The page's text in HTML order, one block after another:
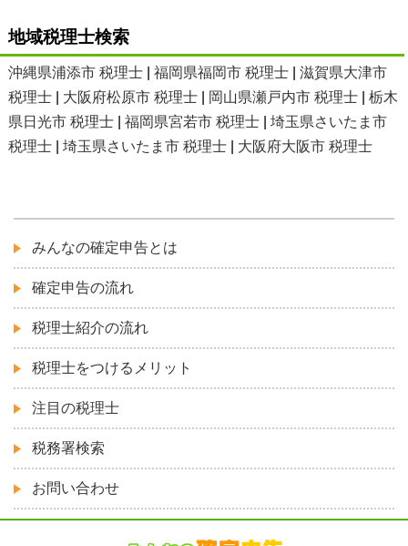
地域税理士検索
沖縄県浦添市 税理士| 福岡県福岡市 税理士| 滋賀県大津市
税理士| 大阪府松原市 税理士| 岡山県瀬戸内市 税理士| 栃木
県日光市 税理士| 福岡県宮若市 税理士| 埼玉県さいたま市
税理士| 埼玉県さいたま市 税理士| 大阪府大阪市 税理士
みんなの確定申告とは
確定申告の流れ
税理士紹介の流れ
税理士をつけるメリット
注目の税理士
税務署検索
お問い合わせ